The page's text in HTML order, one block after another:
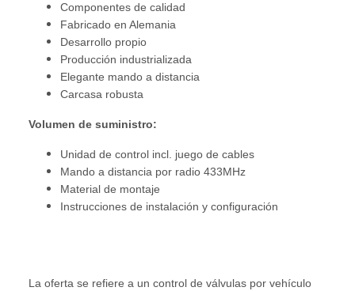
Componentes de calidad
Fabricado en Alemania
Desarrollo propio
Producción industrializada
Elegante mando a distancia
Carcasa robusta
Volumen de suministro:
Unidad de control incl. juego de cables
Mando a distancia por radio 433MHz
Material de montaje
Instrucciones de instalación y configuración
La oferta se refiere a un control de válvulas por vehículo